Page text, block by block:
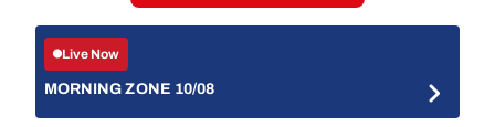
Live Now
MORNING ZONE 10/08